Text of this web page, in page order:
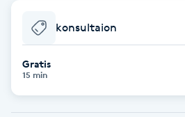
Babylights
Balayage
konsultaion
Gratis
15 min